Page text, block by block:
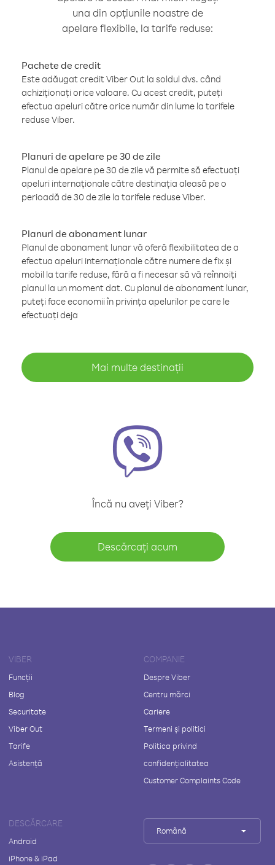
una din opțiunile noastre de
apelare flexibile, la tarife reduse:
Pachete de credit
Este adăugat credit Viber Out la soldul dvs. când
achiziționați orice valoare. Cu acest credit, puteți
efectua apeluri către orice număr din lume la tarifele
reduse Viber.
Planuri de apelare pe 30 de zile
Planul de apelare pe 30 de zile vă permite să efectuați
apeluri internaționale către destinația aleasă pe o
perioadă de 30 de zile la tarifele reduse Viber.
Planuri de abonament lunar
Planul de abonament lunar vă oferă flexibilitatea de a
efectua apeluri internaționale către numere de fix și
mobil la tarife reduse, fără a fi necesar să vă reînnoiți
planul la un moment dat. Cu planul de abonament lunar,
puteți face economii în privința apelurilor pe care le
efectuați deja
Mai multe destinații
Încă nu aveți Viber?
Descărcați acum
VIBER
Funcții
Blog
Securitate
Viber Out
Tarife
Asistență
COMPANIE
Despre Viber
Centru mărci
Cariere
Termeni și politici
Politica privind
confidențialitatea
Customer Complaints Code
DESCĂRCARE
Android
iPhone & iPad
Română